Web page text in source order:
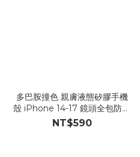
多巴胺撞色 親膚液態矽膠手機
殼 iPhone 14-17 鏡頭全包防摔
殼【B125】
NT$590